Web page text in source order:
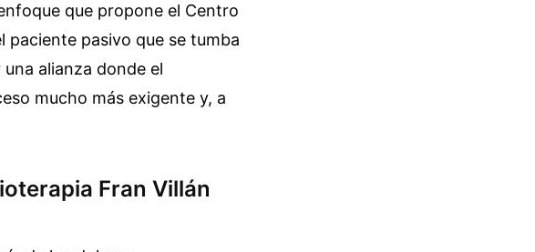
que propone el Centro
paciente pasivo que se tumba
alianza donde el
mucho más exigente y, a
Fran Villán